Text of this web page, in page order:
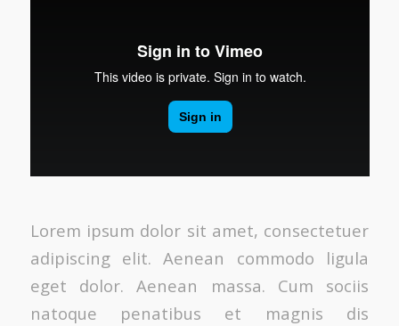
Lorem ipsum dolor sit amet, consectetuer
adipiscing elit. Aenean commodo ligula
eget dolor. Aenean massa. Cum sociis
natoque penatibus et magnis dis